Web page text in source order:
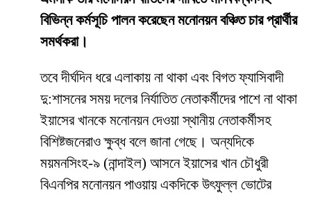
বিভিন্ন কর্মসূচি পালন করেছেন মনোনয়ন বঞ্চিত চার প্রার্থীর
সমর্থকরা।
তবে দীর্ঘদিন ধরে এলাকায় না থাকা এবং বিগত ফ্যাসিবাদী
দু:শাসনের সময় দলের নির্যাতিত নেতাকর্মীদের পাশে না থাকা
ইয়াসের খানকে মনোনয়ন দেওয়া স্থানীয় নেতাকর্মীসহ
বিশিষ্টজনেরাও ক্ষুব্ধ বলে জানা গেছে। অন্যদিকে
ময়মনসিংহ-৯ (নান্দাইল) আসনে ইয়াসের খান চৌধুরী
বিএনপির মনোনয়ন পাওয়ায় একদিকে উৎফুল্ল ভোটের